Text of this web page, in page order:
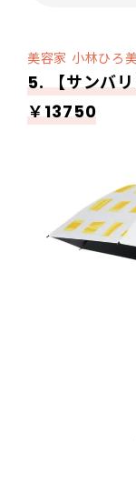
美容家 小林ひろ
5. 【サンバ
￥13750